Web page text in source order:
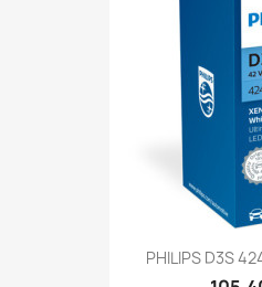
PHILIPS D3S